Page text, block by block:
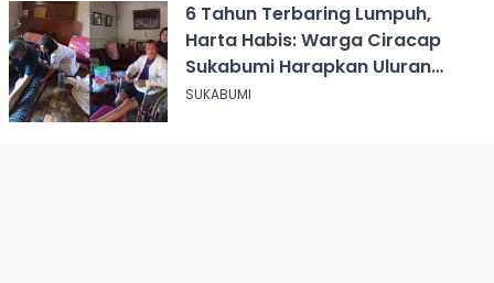
6 Tahun Terbaring Lumpuh,
Harta Habis: Warga Ciracap
Sukabumi Harapkan Uluran
Tangan KDM
SUKABUMI